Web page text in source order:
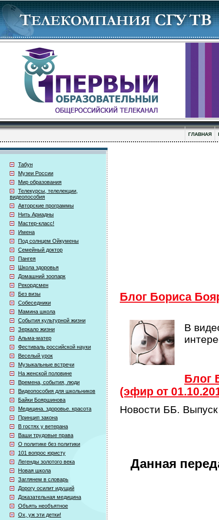
ГЛАВНАЯ
Табун
Музеи России
Мир образования
Телекурсы, телелекции,
видеопособия
Авторские программы
Нить Ариадны
Мастер-класс!
Имена
Под солнцем Ойкумены
Семейный доктор
Пангея
Школа здоровья
Домашний зоопарк
Рекордсмен
Без визы
Собеседники
Мамина школа
События культурной жизни
Зеркало жизни
Альма-матер
Фестиваль российской науки
Веселый урок
Музыкальные встречи
На женской половине
Времена, события, люди
Видеопособия для школьников
Байки Бояршинова
Медицина. здоровье. красота
Принцип закона
В гостях у ветерана
Ваши трудовые права
О политике без политики
101 вопрос юристу
Легенды золотого века
Новая школа
Заглянем в словарь
Дорогу осилит идущий
Доказательная медицина
Объять необъятное
Ох, уж эти детки!
Блог Бориса
В
Блог
(эфир от
Новости ББ.
Данная